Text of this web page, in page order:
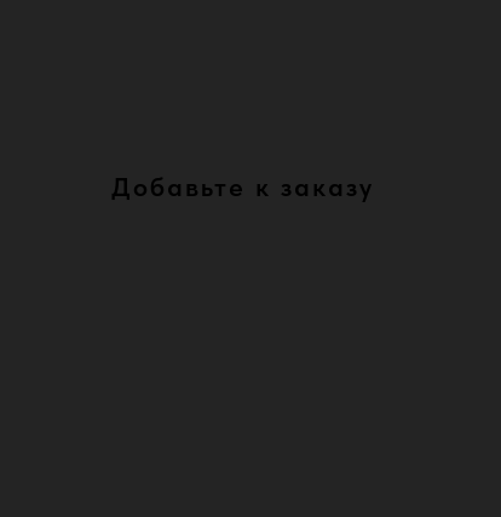
Добавьте к заказу